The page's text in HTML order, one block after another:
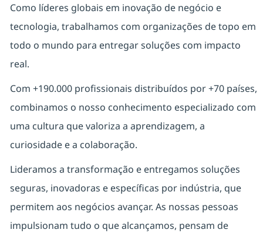
Como líderes globais em inovação de negócio e
tecnologia, trabalhamos com organizações de topo em
todo o mundo para entregar soluções com impacto
real.
Com +190.000 profissionais distribuídos por +70 países,
combinamos o nosso conhecimento especializado com
uma cultura que valoriza a aprendizagem, a
curiosidade e a colaboração.
Lideramos a transformação e entregamos soluções
seguras, inovadoras e específicas por indústria, que
permitem aos negócios avançar. As nossas pessoas
impulsionam tudo o que alcançamos, pensam de